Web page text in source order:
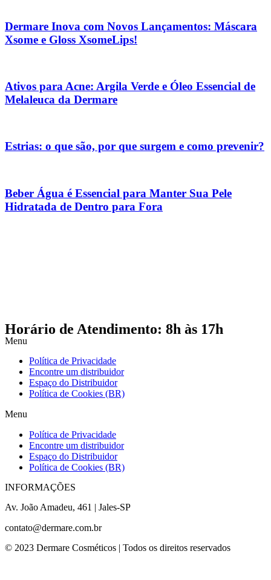
Dermare Inova com Novos Lançamentos: Máscara
Xsome e Gloss XsomeLips!
Ativos para Acne: Argila Verde e Óleo Essencial de
Melaleuca da Dermare
Estrias: o que são, por que surgem e como prevenir?
Beber Água é Essencial para Manter Sua Pele
Hidratada de Dentro para Fora
Horário de Atendimento: 8h às 17h
Menu
Política de Privacidade
Encontre um distribuidor
Espaço do Distribuidor
Política de Cookies (BR)
Menu
Política de Privacidade
Encontre um distribuidor
Espaço do Distribuidor
Política de Cookies (BR)
INFORMAÇÕES
Av. João Amadeu, 461 | Jales-SP
contato@dermare.com.br
© 2023 Dermare Cosméticos | Todos os direitos reservados